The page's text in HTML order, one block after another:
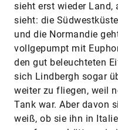
sieht erst wieder Land,
sieht: die
und die Normandie
vollgepumpt mit
den gut beleuchteten
sich Lindbergh sogar
weiter zu fliegen, weil
Tank war. Aber davon
weiß, ob sie ihn in